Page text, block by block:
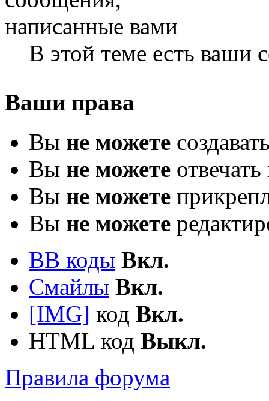
В этой теме есть ваши
Ваши права
Вы не можете
Вы не можете
Вы не можете
Вы не можете
BB коды Вкл.
Смайлы Вкл.
[IMG] код Вкл.
HTML код Выкл.
Правила форума